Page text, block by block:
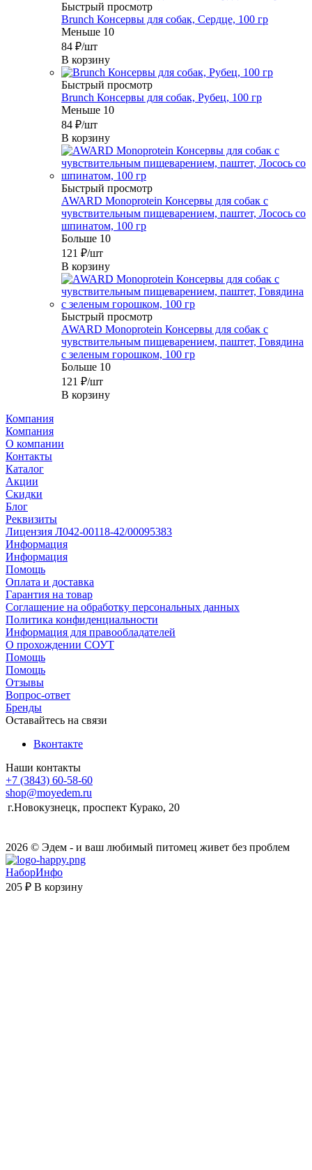
Быстрый просмотр
Brunch Консервы для собак, Сердце, 100 гр
Меньше 10
84 ₽/шт
В корзину
Быстрый просмотр
Brunch Консервы для собак, Рубец, 100 гр
Меньше 10
84 ₽/шт
В корзину
Быстрый просмотр
AWARD Monoprotein Консервы для собак с
чувствительным пищеварением, паштет, Лосось со
шпинатом, 100 гр
Больше 10
121 ₽/шт
В корзину
Быстрый просмотр
AWARD Monoprotein Консервы для собак с
чувствительным пищеварением, паштет, Говядина
с зеленым горошком, 100 гр
Больше 10
121 ₽/шт
В корзину
Компания
Компания
О компании
Контакты
Каталог
Акции
Скидки
Блог
Реквизиты
Лицензия Л042-00118-42/00095383
Информация
Информация
Помощь
Оплата и доставка
Гарантия на товар
Соглашение на обработку персональных данных
Политика конфиденциальности
Информация для правообладателей
О прохождении СОУТ
Помощь
Помощь
Отзывы
Вопрос-ответ
Бренды
Оставайтесь на связи
Вконтакте
Наши контакты
+7 (3843) 60-58-60
shop@moyedem.ru
г.Новокузнецк, проспект Курако, 20
2026 © Эдем - и ваш любимый питомец живет без проблем
НаборИнфо
205 ₽ В корзину